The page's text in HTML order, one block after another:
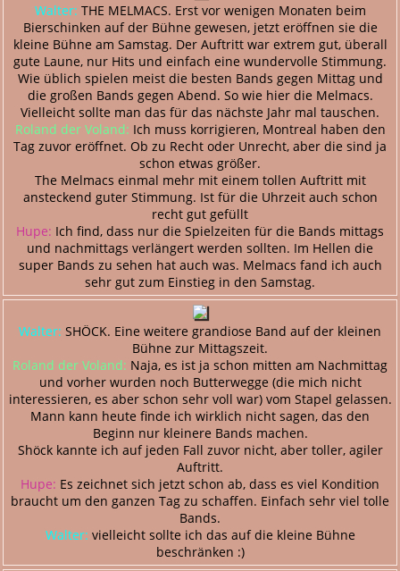
Walter: THE MELMACS. Erst vor wenigen Monaten beim
Bierschinken auf der Bühne gewesen, jetzt eröffnen sie die
kleine Bühne am Samstag. Der Auftritt war extrem gut, überall
gute Laune, nur Hits und einfach eine wundervolle Stimmung.
Wie üblich spielen meist die besten Bands gegen Mittag und
die großen Bands gegen Abend. So wie hier die Melmacs.
Vielleicht sollte man das für das nächste Jahr mal tauschen.
Roland der Voland: Ich muss korrigieren, Montreal haben den
Tag zuvor eröffnet. Ob zu Recht oder Unrecht, aber die sind ja
schon etwas größer.
The Melmacs einmal mehr mit einem tollen Auftritt mit
ansteckend guter Stimmung. Ist für die Uhrzeit auch schon
recht gut gefüllt
Hupe: Ich find, dass nur die Spielzeiten für die Bands mittags
und nachmittags verlängert werden sollten. Im Hellen die
super Bands zu sehen hat auch was. Melmacs fand ich auch
sehr gut zum Einstieg in den Samstag.
Walter: SHÖCK. Eine weitere grandiose Band auf der kleinen
Bühne zur Mittagszeit.
Roland der Voland: Naja, es ist ja schon mitten am Nachmittag
und vorher wurden noch Butterwegge (die mich nicht
interessieren, es aber schon sehr voll war) vom Stapel gelassen.
Mann kann heute finde ich wirklich nicht sagen, das den
Beginn nur kleinere Bands machen.
Shöck kannte ich auf jeden Fall zuvor nicht, aber toller, agiler
Auftritt.
Hupe: Es zeichnet sich jetzt schon ab, dass es viel Kondition
braucht um den ganzen Tag zu schaffen. Einfach sehr viel tolle
Bands.
Walter: vielleicht sollte ich das auf die kleine Bühne
beschränken :)